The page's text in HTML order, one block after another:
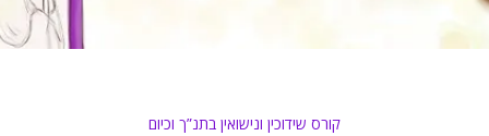
קורס שידוכין ונישואין בתנ”ך וכיום